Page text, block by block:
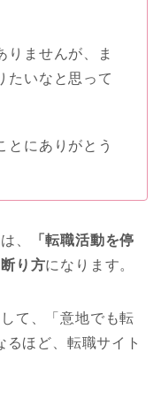
りませんが、ま
たいなと思って
とにありがとう
、
「転職活動を停
り方になります。
て、「意地でも転
ほど、転職サイト